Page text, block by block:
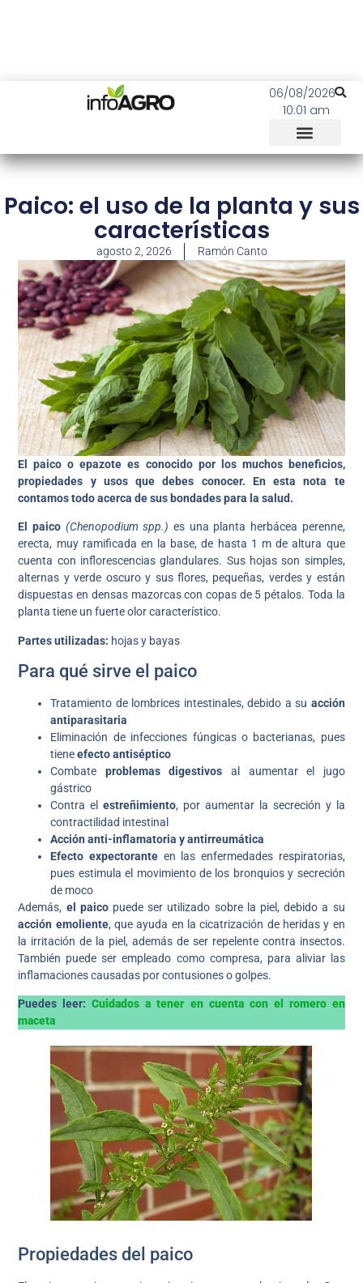
06/08/2026
10:01 am
Paico: el uso de la planta y sus
características
agosto 2, 2026 Ramón Canto
El paico o epazote es conocido por los muchos beneficios,
propiedades y usos que debes conocer.
En esta nota te
contamos todo acerca de sus bondades para la salud.
El paico (Chenopodium spp.)es una planta herbácea perenne,
erecta, muy ramificada en la base, de hasta 1 m de altura que
cuenta con inflorescencias glandulares. Sus hojas son simples,
alternas y verde oscuro y sus flores, pequeñas, verdes y están
dispuestas en densas mazorcas con copas de 5 pétalos. Toda la
planta tiene un fuerte olor característico.
Partes utilizadas: hojas y bayas
Para qué sirve el paico
Tratamiento de lombrices intestinales, debido a su acción
antiparasitaria
Eliminación de infecciones fúngicas o bacterianas, pues
tieneefecto antiséptico
Combate problemas digestivos al aumentar el jugo
gástrico
Contra elestreñimiento, por aumentar la secreción y la
contractilidad intestinal
Acción anti-inflamatoria y antirreumática
Efecto expectorante en las enfermedades respiratorias,
pues estimula el movimiento de los bronquios y secreción
de moco
Además, el paico puede ser utilizado sobre la piel, debido a su
acción emoliente, que ayuda en la cicatrización de heridas y en
la irritación de la piel, además de ser repelente contra insectos.
También puede ser empleado como compresa, para aliviar las
inflamaciones causadas por contusiones o golpes.
Puedes leer:Cuidados a tener en cuenta con el romero en
maceta
Propiedades del paico